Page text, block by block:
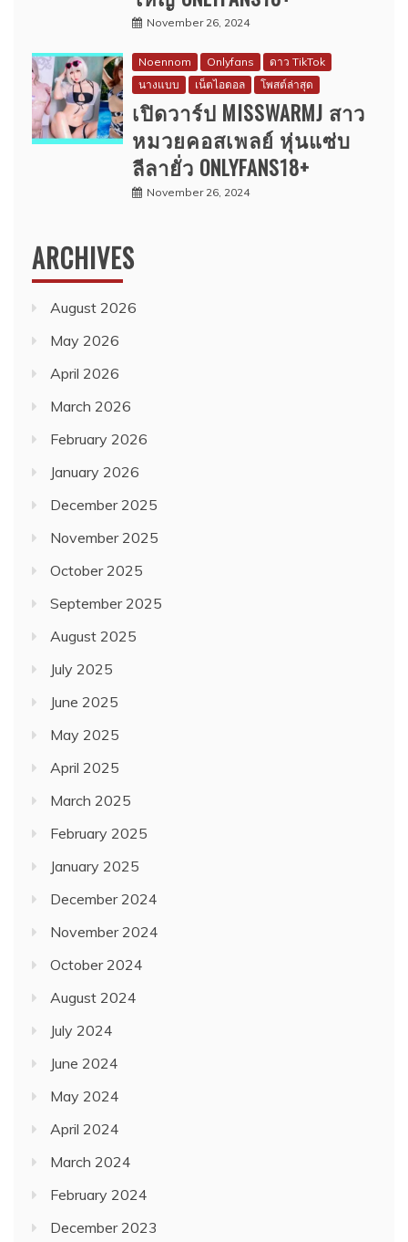
November 26, 2024
Noennom Onlyfans
ดาว TikTok
นางแบบ
เน็ตไอดอล โพสต์ล่าสุด
เปิดวาร์ป MISSWARMJ สาว
หมวยคอสเพลย์ หุ่นแซ่บ
ลีลายั่ว ONLYFANS18+
November 26, 2024
ARCHIVES
August 2026
May 2026
April 2026
March 2026
February 2026
January 2026
December 2025
November 2025
October 2025
September 2025
August 2025
July 2025
June 2025
May 2025
April 2025
March 2025
February 2025
January 2025
December 2024
November 2024
October 2024
August 2024
July 2024
June 2024
May 2024
April 2024
March 2024
February 2024
December 2023